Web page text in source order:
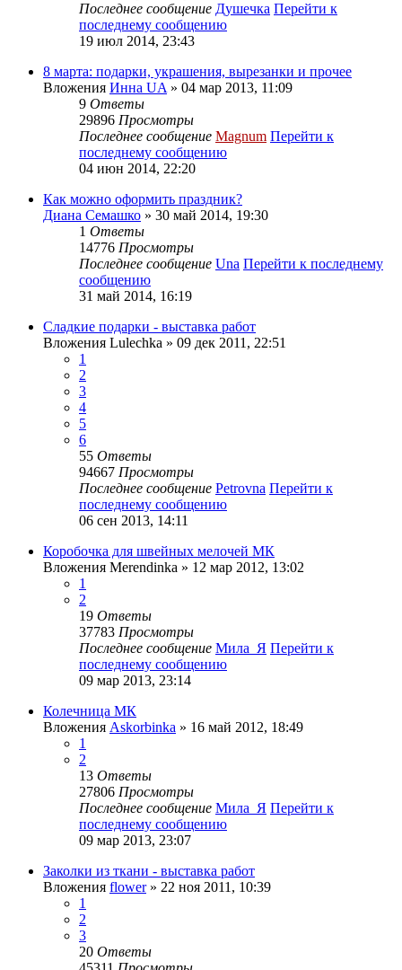
Последнее сообщение Душечка Перейти к
последнему сообщению
19 июл 2014, 23:43
8 марта: подарки, украшения, вырезанки и прочее
Вложения Инна UA » 04 мар 2013, 11:09
9 Ответы
29896 Просмотры
Последнее сообщение Magnum Перейти к
последнему сообщению
04 июн 2014, 22:20
Как можно оформить праздник?
Диана Семашко » 30 май 2014, 19:30
1 Ответы
14776 Просмотры
Последнее сообщение Una Перейти к последнему
сообщению
31 май 2014, 16:19
Сладкие подарки - выставка работ
Вложения Lulechka » 09 дек 2011, 22:51
1
2
3
4
5
6
55 Ответы
94667 Просмотры
Последнее сообщение Petrovna Перейти к
последнему сообщению
06 сен 2013, 14:11
Коробочка для швейных мелочей МК
Вложения Merendinka » 12 мар 2012, 13:02
1
2
19 Ответы
37783 Просмотры
Последнее сообщение Мила_Я Перейти к
последнему сообщению
09 мар 2013, 23:14
Колечница МК
Вложения Askorbinka » 16 май 2012, 18:49
1
2
13 Ответы
27806 Просмотры
Последнее сообщение Мила_Я Перейти к
последнему сообщению
09 мар 2013, 23:07
Заколки из ткани - выставка работ
Вложения flower» 22 ноя 2011, 10:39
1
2
3
20 Ответы